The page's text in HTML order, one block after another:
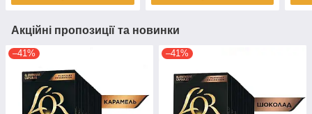
Акційні пропозиції та новинки
–41% –41%